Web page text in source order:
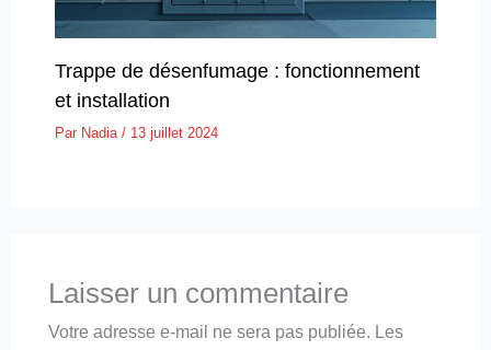
Trappe de désenfumage : fonctionnement
et installation
Par Nadia / 13 juillet 2024
Laisser un commentaire
Votre adresse e-mail ne sera pas publiée. Les